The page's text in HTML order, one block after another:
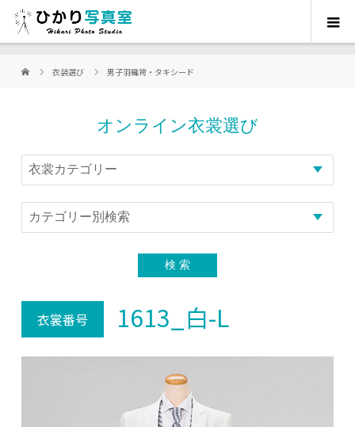
衣装選び 男子羽織袴・タキシード
オンライン衣裳選び
衣裳番号 1613_白-L